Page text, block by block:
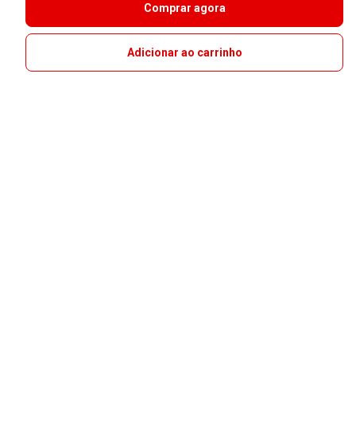
Comprar agora
Adicionar ao carrinho